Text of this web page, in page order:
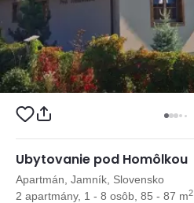
Ubytovanie pod Homôlkou
Apartmán, Jamník, Slovensko
2 apartmány, 1 - 8 osôb, 85 - 87 m2